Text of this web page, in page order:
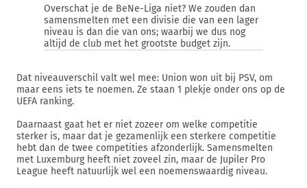
Overschat je de BeNe-Liga niet? We zouden dan
samensmelten met een divisie die van een lager
niveau is dan die van ons; waarbij we dus nog
altijd de club met het grootste budget zijn.
Dat niveauverschil valt wel mee: Union won uit bij PSV, om
maar eens iets te noemen. Ze staan 1 plekje onder ons op de
UEFA ranking.
Daarnaast gaat het er niet zozeer om welke competitie
sterker is, maar dat je gezamenlijk een sterkere competitie
hebt dan de twee competities afzonderlijk. Samensmelten
met Luxemburg heeft niet zoveel zin, maar de Jupiler Pro
League heeft natuurlijk wel een noemenswaardig niveau.